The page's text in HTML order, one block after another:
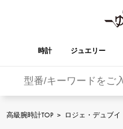
時計 ジュエリー
YUKIZAKI
ジュエリー
バーキン
高級腕時計TOP > ロジェ・デュブイ